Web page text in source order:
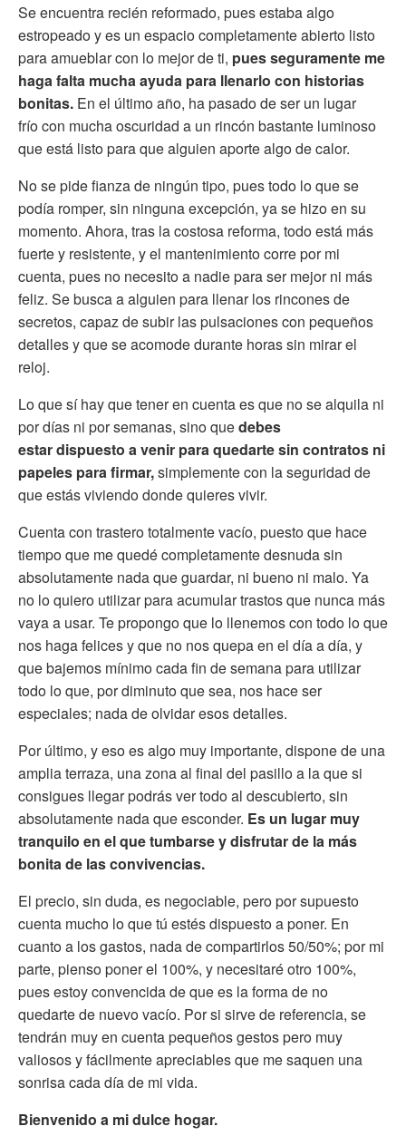
Se encuentra recién reformado, pues estaba algo
estropeado y es un espacio completamente abierto listo
para amueblar con lo mejor de ti, pues seguramente me
haga falta mucha ayuda para llenarlo con historias
bonitas. En el último año, ha pasado de ser un lugar
frío con mucha oscuridad a un rincón bastante luminoso
que está listo para que alguien aporte algo de calor.
No se pide fianza de ningún tipo, pues todo lo que se
podía romper, sin ninguna excepción, ya se hizo en su
momento. Ahora, tras la costosa reforma, todo está más
fuerte y resistente, y el mantenimiento corre por mi
cuenta, pues no necesito a nadie para ser mejor ni más
feliz. Se busca a alguien para llenar los rincones de
secretos, capaz de subir las pulsaciones con pequeños
detalles y que se acomode durante horas sin mirar el
reloj.
Lo que sí hay que tener en cuenta es que no se alquila ni
por días ni por semanas, sino quedebes
estar dispuesto a venir para quedarte sin contratos ni
papeles para firmar,simplemente con la seguridad de
que estás viviendo donde quieres vivir.
Cuenta con trastero totalmente vacío, puesto que hace
tiempo que me quedé completamente desnuda sin
absolutamente nada que guardar, ni bueno ni malo. Ya
no lo quiero utilizar para acumular trastos que nunca más
vaya a usar. Te propongo que lo llenemos con todo lo que
nos haga felices y que no nos quepa en el día a día, y
que bajemos mínimo cada fin de semana para utilizar
todo lo que, por diminuto que sea, nos hace ser
especiales; nada de olvidar esos detalles.
Por último, y eso es algo muy importante, dispone de una
amplia terraza, una zona al final del pasillo a la que si
consigues llegar podrás ver todo al descubierto, sin
absolutamente nada que esconder. Es un lugar muy
tranquilo en el que tumbarse y disfrutar de la más
bonita de las convivencias.
El precio, sin duda, es negociable, pero por supuesto
cuenta mucho lo que tú estés dispuesto a poner. En
cuanto a los gastos, nada de compartirlos 50/50%; por mi
parte, pienso poner el 100%, y necesitaré otro 100%,
pues estoy convencida de que es la forma de no
quedarte de nuevo vacío. Por si sirve de referencia, se
tendrán muy en cuenta pequeños gestos pero muy
valiosos y fácilmente apreciables que me saquen una
sonrisa cada día de mi vida.
Bienvenido a mi dulce hogar.